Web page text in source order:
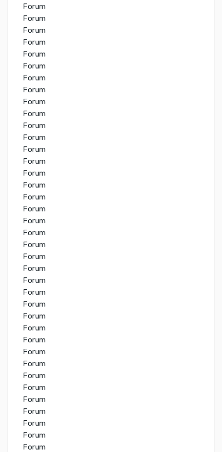
Forum
Forum
Forum
Forum
Forum
Forum
Forum
Forum
Forum
Forum
Forum
Forum
Forum
Forum
Forum
Forum
Forum
Forum
Forum
Forum
Forum
Forum
Forum
Forum
Forum
Forum
Forum
Forum
Forum
Forum
Forum
Forum
Forum
Forum
Forum
Forum
Forum
Forum